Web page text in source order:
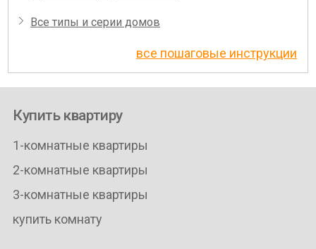
Все типы и серии домов
все пошаговые инструкции
Купить квартиру
1-комнатные квартиры
2-комнатные квартиры
3-комнатные квартиры
купить комнату